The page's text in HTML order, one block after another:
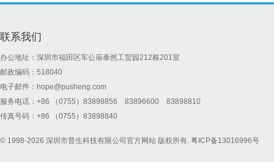
联系我们
办公地址：深圳市福田区车公庙泰然工贸园212栋201室
邮政编码：518040
电子邮件： hope@pusheng.com
服务电话：+86 （0755）83898856 83896600 83898810
传真号码：+86 （0755）83898840
© 1998-2026 深圳市普生科技有限公司官方网站 版权所有. 粤ICP备13016996号